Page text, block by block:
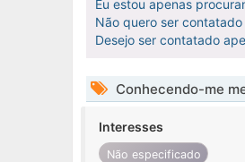
Eu estou apenas
Não quero ser
Desejo ser contatado
Conhecendo-me
Interesses
Não especificado